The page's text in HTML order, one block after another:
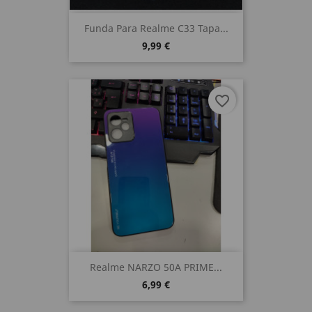
Funda Para Realme C33 Tapa...
9,99 €
Realme NARZO 50A PRIME...
6,99 €
favorite_border